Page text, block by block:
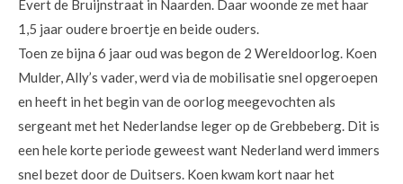
Evert de Bruijnstraat in Naarden. Daar woonde ze met haar
1,5 jaar oudere broertje en beide ouders.
Toen ze bijna 6 jaar oud was begon de 2 Wereldoorlog. Koen
Mulder, Ally’s vader, werd via de mobilisatie snel opgeroepen
en heeft in het begin van de oorlog meegevochten als
sergeant met het Nederlandse leger op de Grebbeberg. Dit is
een hele korte periode geweest want Nederland werd immers
snel bezet door de Duitsers. Koen kwam kort naar het